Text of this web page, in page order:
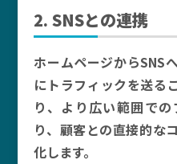
2. SNSとの連携
ホームページからSNS
にトラフィックを送る
り、より広い範囲で
り、顧客との直接的な
化します。